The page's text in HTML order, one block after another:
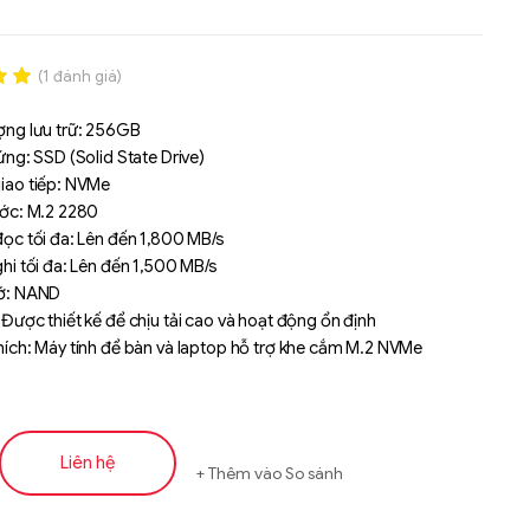
(1 đánh giá)
lưu trữ: 256GB
SSD (Solid State Drive)
tiếp: NVMe
M.2 2280
tối đa: Lên đến 1,800 MB/s
tối đa: Lên đến 1,500 MB/s
NAND
thiết kế để chịu tải cao và hoạt động ổn định
Máy tính để bàn và laptop hỗ trợ khe cắm M.2 NVMe
Liên hệ Thêm vào So sánh
Liên hệ